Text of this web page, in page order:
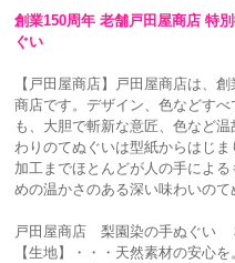
創業150周年 老舗戸田屋商店 特
ぐい
【戸田屋商店】戸田屋商店は、
商店です。デザイン、色などす
も、大胆で斬新な意匠、色など
わりのてぬぐいは型紙からはじ
加工までほとんどが人の手によ
めの温かさのある深い味わいのて
戸田屋商店 梨園染の手ぬぐい
【生地】・・・天然素材の安心